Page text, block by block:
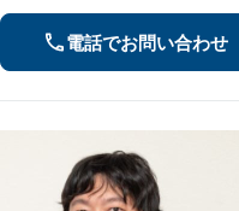
電話でお問い合わせ